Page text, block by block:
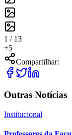
1 / 13
+5
Compartilhar:
Outras Notícias
Institucional